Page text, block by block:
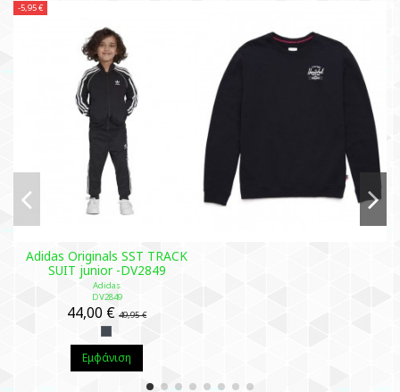
-5,95 €
Adidas Originals SST TRACK
SUIT junior -DV2849
Adidas
DV2849
44,00 € 49,95 €
Εμφάνιση